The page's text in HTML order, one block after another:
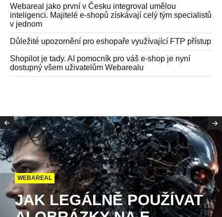
Webareal jako první v Česku integroval umělou
inteligenci. Majitelé e-shopů získávají celý tým specialistů
v jednom
Důležité upozornění pro eshopaře využívající FTP přístup
Shopilot je tady. AI pomocník pro váš e-shop je nyní
dostupný všem uživatelům Webarealu
WEBAREAL
JAK LEGÁLNĚ POUŽÍVAT